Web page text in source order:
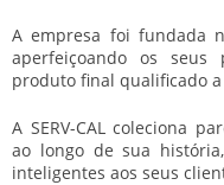
A empresa foi fundada
aperfeiçoando os
produto final qualificado
A SERV-CAL coleciona
ao longo de sua
inteligentes aos seus